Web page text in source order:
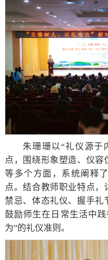
朱珊珊以“礼仪源于
点，围绕形象塑造、仪
等多个方面，系统阐释
点。结合教师职业特点
禁忌、体态礼仪、握手礼
鼓励师生在日常生活中
为”的礼仪准则。